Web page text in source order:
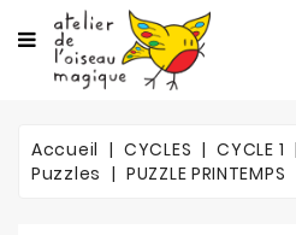
CATÉGORIES
MATIÈRES
Accueil CYCLES CYCLE 1
Puzzles
PUZZLE PRINTEMPS